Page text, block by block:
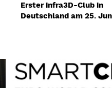
Erster infra3D-Club in
Deutschland am 25.